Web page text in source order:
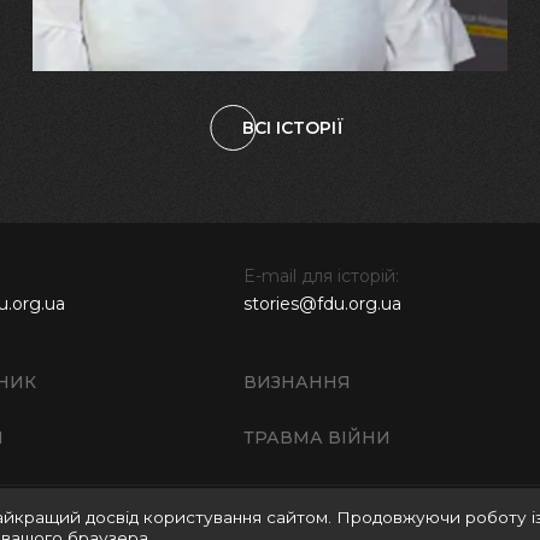
ВСІ ІСТОРІЇ
ВИЗНАННЯ
ТРАВМА ВІЙНИ
E-mail для історій:
stories@fdu.org.ua
Правила використання матеріалів веб-сайту
досвід користування сайтом. Продовжуючи роботу